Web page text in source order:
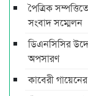
পৈত্রিক
সংবাদ সম্মেলন
ডিএনসিসির
অপসারণ
কাবেরী